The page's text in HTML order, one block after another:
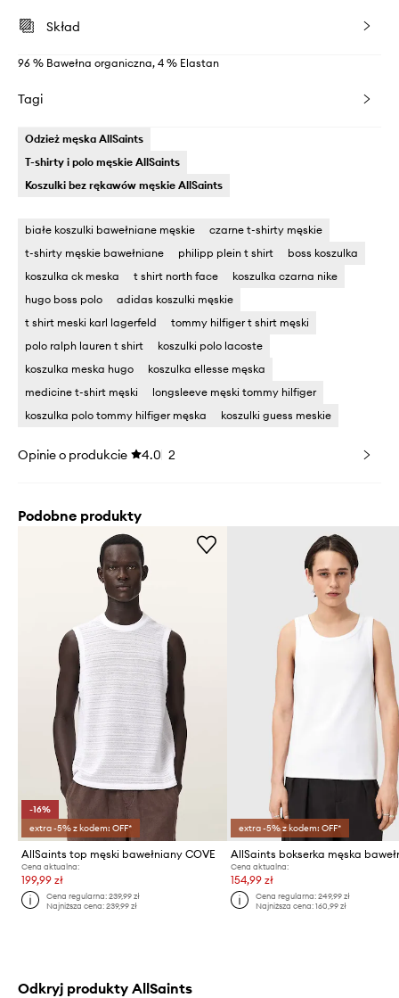
Skład
96 % Bawełna organiczna, 4 % Elastan
Tagi
Odzież męska AllSaints
T-shirty i polo męskie AllSaints
Koszulki bez rękawów męskie AllSaints
białe koszulki bawełniane męskie
czarne t-shirty męskie
t-shirty męskie bawełniane
philipp plein t shirt
boss koszulka
koszulka ck meska
t shirt north face
koszulka czarna nike
hugo boss polo
adidas koszulki męskie
t shirt meski karl lagerfeld
tommy hilfiger t shirt męski
polo ralph lauren t shirt
koszulki polo lacoste
koszulka meska hugo
koszulka ellesse męska
medicine t-shirt męski
longsleeve męski tommy hilfiger
koszulka polo tommy hilfiger męska
koszulki guess meskie
Opinie o produkcie 4.0 2
Podobne produkty
-16%
extra -5% z kodem: OFF*
AllSaints top męski bawełniany COVE
Cena aktualna:
199,99 zł
Cena regularna:239,99 zł
Najniższa cena:239,99 zł
extra -5% z kodem: OFF*
Cena aktualna:
154,99 zł
Cena regularna: 249,99 zł
Najniższa cena: 160,99 zł
Odkryj produkty AllSaints